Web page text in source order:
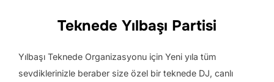
Teknede Yılbaşı Partisi
Yılbaşı Teknede Organizasyonu için Yeni yıla tüm
sevdiklerinizle beraber size özel bir teknede DJ, canlı